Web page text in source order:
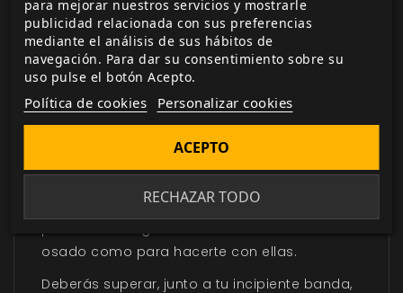
Blades in the Dark es un juego de rol sobre
bandas de audaces criminales que buscan la
forma de prosperar en las opresivas calles
hay robos, persecuciones, misterios
sangrientas y, sobre todo, las riquezas que
osado como para hacerte con ellas.
Deberás superar, junto a tu incipiente banda,
para mejorar nuestros servicios y mostrarle
publicidad relacionada con sus preferencias
mediante el análisis de sus hábitos de
navegación. Para dar su consentimiento sobre su
uso pulse el botón Acepto.
Política de cookies Personalizar cookies
RECHAZAR TODO
ACEPTO